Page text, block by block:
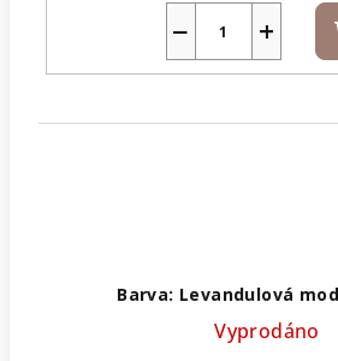
+
−
Barva: Levandulová
Vyprodáno